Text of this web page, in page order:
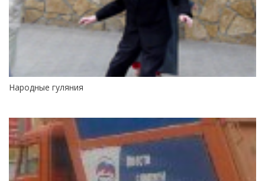
Народные гуляния